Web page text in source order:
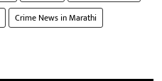
Crime News in Marathi